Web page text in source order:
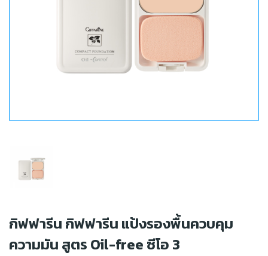
กิฟฟารีน กิฟฟารีน แป้งรองพื้นควบคุม
ความมัน สูตร Oil-free ซีโอ 3